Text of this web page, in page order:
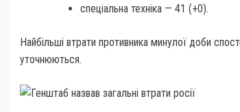
спеціальна техніка — 41 (+0).
Найбільші втрати противника минулої доби
уточнюються.